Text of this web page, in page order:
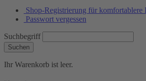
Shop-Registrierung für komfortablere
Passwort vergessen
Suchbegriff
Suchen
Ihr Warenkorb ist leer.